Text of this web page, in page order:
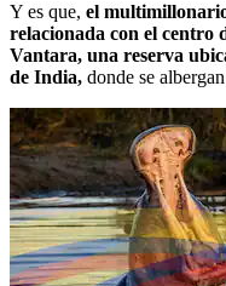
Y es que, el
relacionada con el centro
Vantara, una reserva
de India, donde se